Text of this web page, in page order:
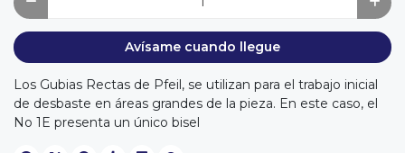
Avísame cuando llegue
Los Gubias Rectas de Pfeil, se utilizan para el trabajo inicial
de desbaste en áreas grandes de la pieza. En este caso, el
No 1E presenta un único bisel